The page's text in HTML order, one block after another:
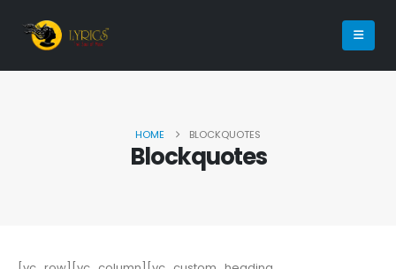
HOME BLOCKQUOTES
Blockquotes